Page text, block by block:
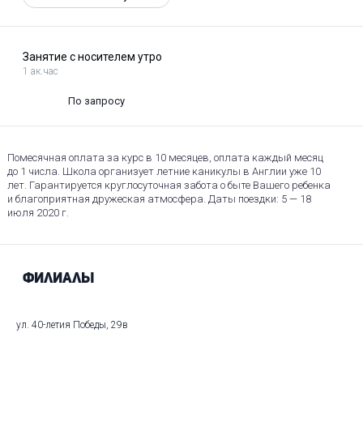
Занятие с носителем утро
1 ак.час
По запросу
Помесячная оплата за курс в 10 месяцев, оплата каждый месяц
до 1 числа. Школа организует летние каникулы в Англии уже 10
лет. Гарантируется круглосуточная забота о быте Вашего ребенка
и благоприятная дружеская атмосфера. Даты поездки: 5 — 18
июля 2020 г.
Филиалы
ул. 40-летия Победы, 29в